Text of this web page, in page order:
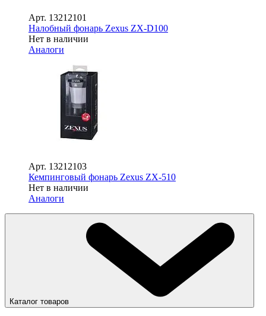
Арт. 13212101
Налобный фонарь Zexus ZX-D100
Нет в наличии
Аналоги
Арт. 13212103
Кемпинговый фонарь Zexus ZX-510
Нет в наличии
Аналоги
Каталог товаров